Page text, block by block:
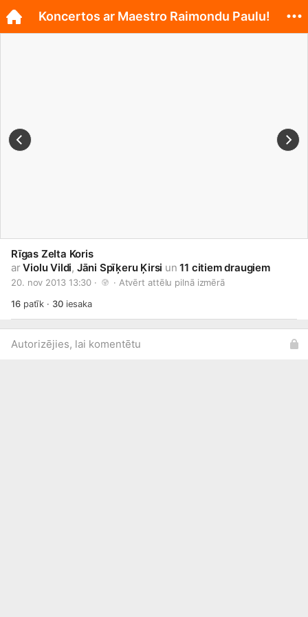
Rīgas Zelta Koris
arViolu Vildi, Jāni Spīķeru Ķirsi un11 citiem draugiem
20. nov 2013 13:30 · · Atvērt attēlu pilnā izmērā
16patīk · 30iesaka
Autorizējies, lai komentētu
Koncertos ar Maestro Raimondu Paulu!